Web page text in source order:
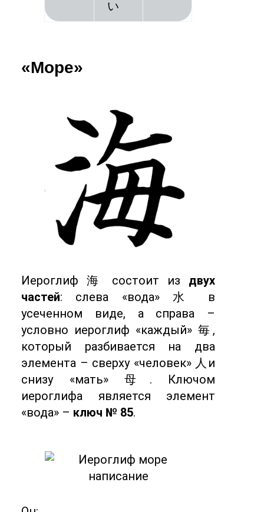
い
«Море»
Иероглиф 海 состоит из двух
частей: слева «вода» 水 в
усеченном виде, а справа –
условно иероглиф «каждый» 毎,
который разбивается на два
элемента – сверху «человек» 人и
снизу «мать» 母. Ключом
иероглифа является элемент
«вода» – ключ № 85.